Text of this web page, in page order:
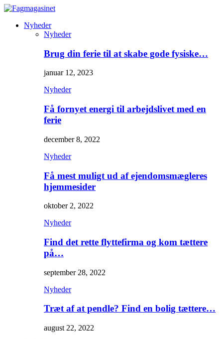
Nyheder
Nyheder
Brug din ferie til at skabe gode fysiske…
januar 12, 2023
Nyheder
Få fornyet energi til arbejdslivet med en
ferie
december 8, 2022
Nyheder
Få mest muligt ud af ejendomsmægleres
hjemmesider
oktober 2, 2022
Nyheder
Find det rette flyttefirma og kom tættere
på…
september 28, 2022
Nyheder
Træt af at pendle? Find en bolig tættere…
august 22, 2022